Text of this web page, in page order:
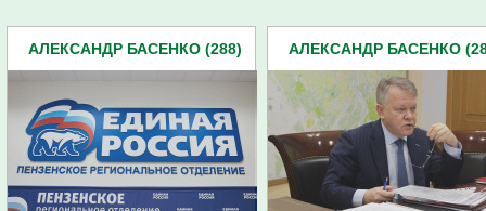
АЛЕКСАНДР БАСЕНКО (288) АЛЕКСАНДР БАСЕНКО